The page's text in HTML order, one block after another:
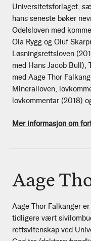
Universitetsforlaget,
hans seneste bøker
Odelsloven med
Ola Rygg og Oluf
Løsningsrettsloven
med Hans Jacob Bull),
med Aage Thor
Mineralloven,
lovkommentar (2018)
Mer informasjon om
Aage
Aage Thor Falkanger
tidligere vært
rettsvitenskap ved